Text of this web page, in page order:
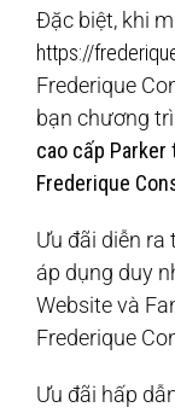
Đặc biệt, khi
https://
Frederique
bạn chương
cao cấp Parker
Frederique
Ưu đãi diễn
áp dụng duy
Website và
Frederique
Ưu đãi hấp